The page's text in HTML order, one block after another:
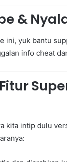
&
ini, yuk bantu
info cheat
kita intip dulu